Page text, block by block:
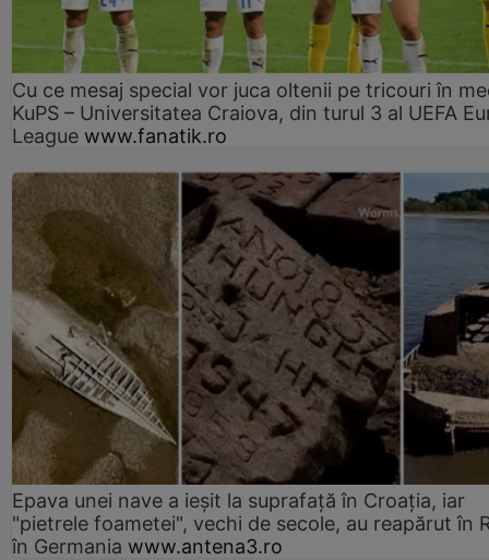
Cu ce mesaj special vor juca oltenii pe tricouri în
KuPS – Universitatea Craiova, din turul 3 al UEFA
League www.fanatik.ro
Epava unei nave a ieșit la suprafață în Croația, iar
"pietrele foametei", vechi de secole, au reapărut în
în Germania www.antena3.ro